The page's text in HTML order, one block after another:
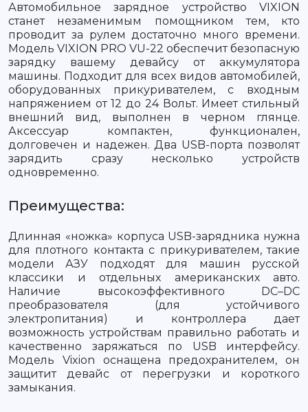
Автомобильное зарядное устройство VIXION
станет незаменимым помощником тем, кто
проводит за рулем достаточно много времени.
Модель VIXION PRO VU-22 обеспечит безопасную
зарядку вашему девайсу от аккумулятора
машины. Подходит для всех видов автомобилей,
оборудованных прикуривателем, с входным
напряжением от 12 до 24 Вольт. Имеет стильный
внешний вид, выполнен в черном глянце.
Аксессуар компактен, функционален,
долговечен и надежен. Два USB-порта позволят
зарядить сразу несколько устройств
одновременно.
Преимущества:
Длинная «ножка» корпуса USB-зарядника нужна
для плотного контакта с прикуривателем, такие
модели АЗУ подходят для машин русской
классики и отдельных американских авто.
Наличие высокоэффективного DC–DC
преобразователя (для устойчивого
электропитания) и контроллера дает
возможность устройствам правильно работать и
качественно заряжаться по USB интерфейсу.
Модель Vixion оснащена предохранителем, он
защитит девайс от перегрузки и короткого
замыкания.